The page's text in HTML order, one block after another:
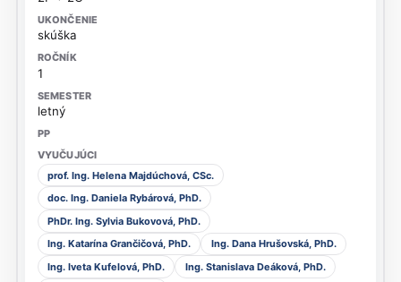
skúška
1
letný
prof. Ing. Helena Majdúchová, CSc.
doc. Ing. Daniela Rybárová, PhD.
PhDr. Ing. Sylvia Bukovová, PhD.
Ing. Katarína Grančičová, PhD.
Ing. Dana Hrušovská, PhD.
Ing. Iveta Kufelová, PhD.
Ing. Stanislava Deáková, PhD.